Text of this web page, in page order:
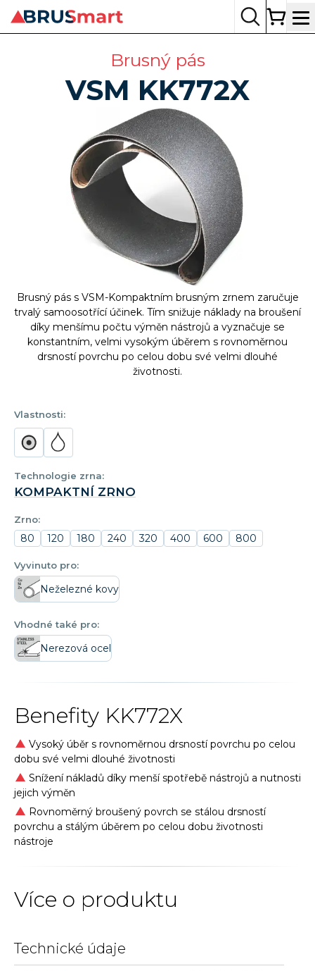
Brusný pás
VSM KK772X
Brusný pás s VSM-Kompaktním brusným zrnem zaručuje
trvalý samoosotřící účinek. Tím snižuje náklady na broušení
díky menšímu počtu výměn nástrojů a vyznačuje se
konstantním, velmi vysokým úběrem s rovnoměrnou
drsností povrchu po celou dobu své velmi dlouhé
životnosti.
Vlastnosti:
Technologie zrna:
KOMPAKTNÍ ZRNO
Zrno:
80 120 180 240 320 400 600 800
Vyvinuto pro:
Neželezné kovy
Vhodné také pro:
Nerezová ocel
Benefity KK772X
Vysoký úběr s rovnoměrnou drsností povrchu po celou
dobu své velmi dlouhé životnosti
Snížení nákladů díky menší spotřebě nástrojů a nutnosti
jejich výměn
Rovnoměrný broušený povrch se stálou drsností
povrchu a stálým úběrem po celou dobu životnosti
nástroje
Více o produktu
Technické údaje